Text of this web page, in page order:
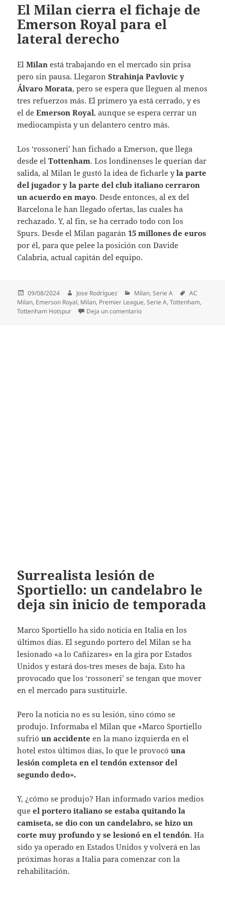
El Milan cierra el fichaje de
Emerson Royal para el
lateral derecho
ElMilan está trabajando en el mercado sin prisa
pero sin pausa. LlegaronStrahinja Pavlovic y
Álvaro Morata, pero se espera que lleguen al menos
tres refuerzos más. El primero ya está cerrado, y es
el deEmerson Royal, aunque se espera cerrar un
mediocampista y un delantero centro más.
Los ‘rossoneri’ han fichado a Emerson, que llega
desde elTottenham. Los londinenses le querían dar
salida, al Milan le gustó la idea de ficharle yla parte
del jugador y la parte del club italiano cerraron
un acuerdo en mayo. Desde entonces, al ex del
Barcelona le han llegado ofertas, las cuales ha
rechazado. Y, al fin, se ha cerrado todo con los
Spurs. Desde el Milan pagarán15 millones de euros
por él, para que pelee la posición con Davide
Calabria, actual capitán del equipo.
Publicado
el
09/08/2024 Autor
Jose Rodríguez Categorías
Milan,Serie A Etiquetas
AC
Milan, Emerson Royal, Milan, Premier League,Serie A,Tottenham,
Tottenham Hotspur
Deja un comentarioen El Milan cierra el fichaje
Surrealista lesión de
Sportiello: un candelabro le
deja sin inicio de temporada
Marco Sportiello ha sido noticia en Italia en los
últimos días. El segundo portero del Milan se ha
lesionado «a lo Cañizares» en la gira por Estados
Unidos y estará dos-tres meses de baja. Esto ha
provocado que los ‘rossoneri’ se tengan que mover
en el mercado para sustituirle.
Pero la noticia no es su lesión, sino cómo se
produjo. Informaba el Milan que «Marco Sportiello
sufrióun accidente en la mano izquierda en el
hotel estos últimos días, lo que le provocóuna
lesión completa en el tendón extensor del
segundo dedo».
Y, ¿cómo se produjo? Han informado varios medios
queel portero italiano se estaba quitando la
camiseta, se dio con un candelabro, se hizo un
corte muy profundo y se lesionó en el tendón. Ha
sido ya operado en Estados Unidos y volverá en las
próximas horas a Italia para comenzar con la
rehabilitación.